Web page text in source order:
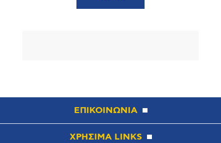
ΕΠΙΚΟΙΝΩΝΙΑ
ΧΡΗΣΙΜΑ LINKS